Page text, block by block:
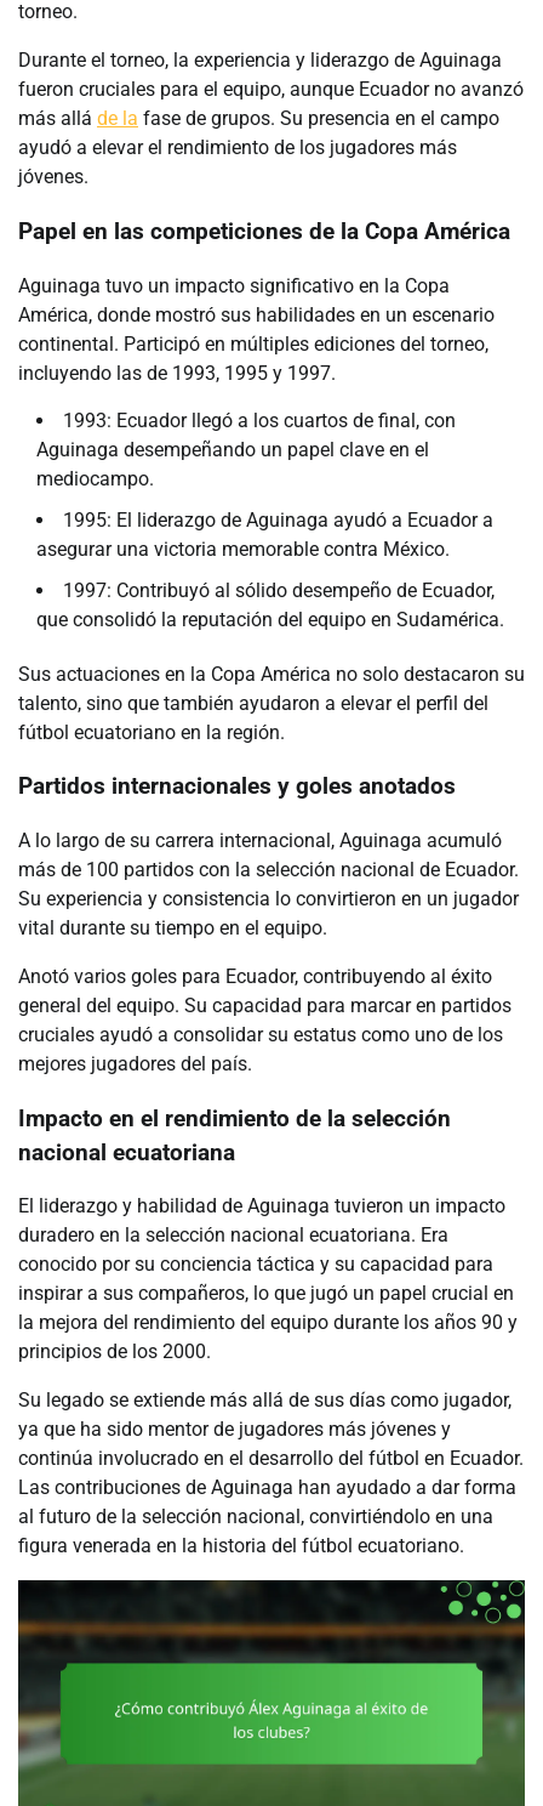
torneo.
Durante el torneo, la experiencia y liderazgo de Aguinaga
fueron cruciales para el equipo, aunque Ecuador no avanzó
más allá de la fase de grupos. Su presencia en el campo
ayudó a elevar el rendimiento de los jugadores más
jóvenes.
Papel en las competiciones de la Copa América
Aguinaga tuvo un impacto significativo en la Copa
América, donde mostró sus habilidades en un escenario
continental. Participó en múltiples ediciones del torneo,
incluyendo las de 1993, 1995 y 1997.
1993: Ecuador llegó a los cuartos de final, con
Aguinaga desempeñando un papel clave en el
mediocampo.
1995: El liderazgo de Aguinaga ayudó a Ecuador a
asegurar una victoria memorable contra México.
1997: Contribuyó al sólido desempeño de Ecuador,
que consolidó la reputación del equipo en Sudamérica.
Sus actuaciones en la Copa América no solo destacaron su
talento, sino que también ayudaron a elevar el perfil del
fútbol ecuatoriano en la región.
Partidos internacionales y goles anotados
A lo largo de su carrera internacional, Aguinaga acumuló
más de 100 partidos con la selección nacional de Ecuador.
Su experiencia y consistencia lo convirtieron en un jugador
vital durante su tiempo en el equipo.
Anotó varios goles para Ecuador, contribuyendo al éxito
general del equipo. Su capacidad para marcar en partidos
cruciales ayudó a consolidar su estatus como uno de los
mejores jugadores del país.
Impacto en el rendimiento de la selección
nacional ecuatoriana
El liderazgo y habilidad de Aguinaga tuvieron un impacto
duradero en la selección nacional ecuatoriana. Era
conocido por su conciencia táctica y su capacidad para
inspirar a sus compañeros, lo que jugó un papel crucial en
la mejora del rendimiento del equipo durante los años 90 y
principios de los 2000.
Su legado se extiende más allá de sus días como jugador,
ya que ha sido mentor de jugadores más jóvenes y
continúa involucrado en el desarrollo del fútbol en Ecuador.
Las contribuciones de Aguinaga han ayudado a dar forma
al futuro de la selección nacional, convirtiéndolo en una
figura venerada en la historia del fútbol ecuatoriano.